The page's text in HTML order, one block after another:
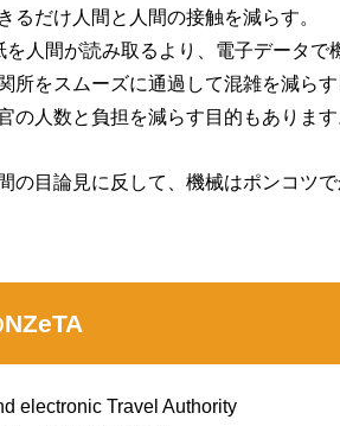
るだけ人間と人間の接触を減らす。
を人間が読み取るより、電子データ
所をスムーズに通過して混雑を減らす
の人数と負担を減らす目的もあります
の目論見に反して、機械はポンコツ
electronic Travel Authority